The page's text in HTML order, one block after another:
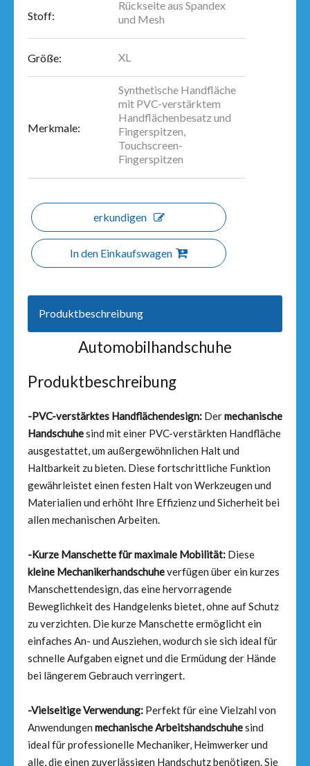
Stoff:
Rückseite aus Spandex
und Mesh
Größe: XL
Merkmale:
Synthetische Handfläche
mit PVC-verstärktem
Handflächenbesatz und
Fingerspitzen,
Touchscreen-
Fingerspitzen
erkundigen
In den Einkaufswagen
Produktbeschreibung
Automobilhandschuhe
Produktbeschreibung
-PVC-verstärktes Handflächendesign: Dermechanische
Handschuhesind mit einer PVC-verstärkten Handfläche
ausgestattet, um außergewöhnlichen Halt und
Haltbarkeit zu bieten. Diese fortschrittliche Funktion
gewährleistet einen festen Halt von Werkzeugen und
Materialien und erhöht Ihre Effizienz und Sicherheit bei
allen mechanischen Arbeiten.
-Kurze Manschette für maximale Mobilität: Diese
kleine Mechanikerhandschuheverfügen über ein kurzes
Manschettendesign, das eine hervorragende
Beweglichkeit des Handgelenks bietet, ohne auf Schutz
zu verzichten. Die kurze Manschette ermöglicht ein
einfaches An- und Ausziehen, wodurch sie sich ideal für
schnelle Aufgaben eignet und die Ermüdung der Hände
bei längerem Gebrauch verringert.
-Vielseitige Verwendung: Perfekt für eine Vielzahl von
Anwendungen mechanische Arbeitshandschuhesind
ideal für professionelle Mechaniker, Heimwerker und
alle, die einen zuverlässigen Handschutz benötigen. Sie